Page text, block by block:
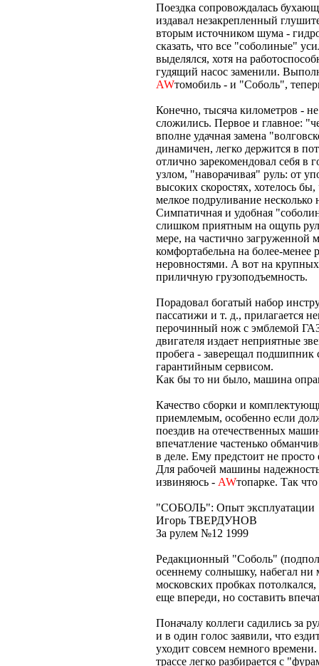
Поездка сопровождалась
издавал незакрепленный
вторым источником шума -
сказать, что все "соболиные"
выделялся, хотя на
гудящий насос заменили.
AWтомобиль - и "Соболь",
Конечно, тысяча километров -
сложились. Первое и главное:
вполне удачная замена
динамичен, легко держится в
отлично зарекомендовал себя в
узлом, "наворачивая" руль: от
высоких скоростях, хотелось
мелкое подруливание
Симпатичная и удобная
слишком приятным на ощупь
мере, на частично загруженной
комфортабельна на более-менее
неровностями. А вот на крупных
приличную грузоподъемность.
Порадовал богатый набор
пассатижи и т. д., прилагается
перочинный нож с эмблемой
двигателя издает неприятные
пробега - заверещал
гарантийным сервисом.
Как бы то ни было, машина
Качество сборки и
приемлемым, особенно если
поездив на отечественных
впечатление частенько
в деле. Ему предстоит не
Для рабочей машины
извиняюсь - AWтопарке. Так
"СОБОЛЬ": Опыт эксплуатации
Игорь ТВЕРДУНОВ
За рулем №12 1999
Редакционный "Соболь"
осеннему солнышку, набегал ни
московских пробках
еще впереди, но составить
Поначалу коллеги садились за
и в один голос заявили, что
уходит совсем немного
трассе легко разбирается с